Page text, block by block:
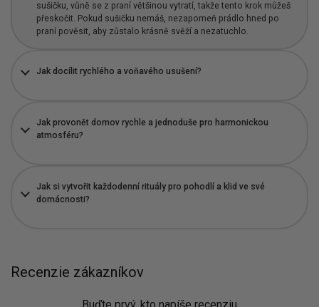
sušičku, vůně se z praní většinou vytratí, takže tento krok můžeš
přeskočit. Pokud sušičku nemáš, nezapomeň prádlo hned po
praní pověsit, aby zůstalo krásně svěží a nezatuchlo.
Jak docílit rychlého a voňavého usušení?
Jak provonět domov rychle a jednoduše pro harmonickou
atmosféru?
Jak si vytvořit každodenní rituály pro pohodlí a klid ve své
domácnosti?
Recenzie zákazníkov